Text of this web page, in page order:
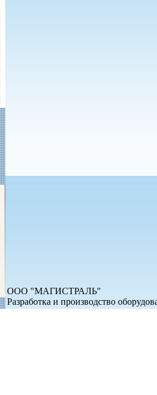
ООО "МАГИСТРАЛЬ"
Разработка и производство